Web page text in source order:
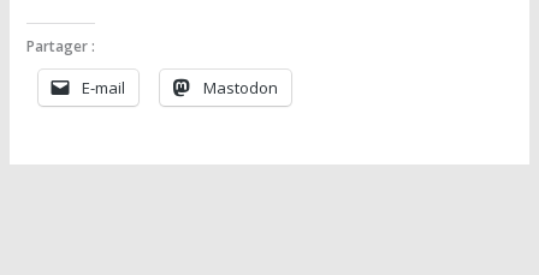
Partager :
E-mail Mastodon